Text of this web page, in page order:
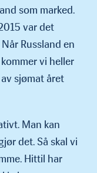
som marked.
var det
Russland en
vi heller
sjømat året
Man kan
det. Så skal vi
Hittil har